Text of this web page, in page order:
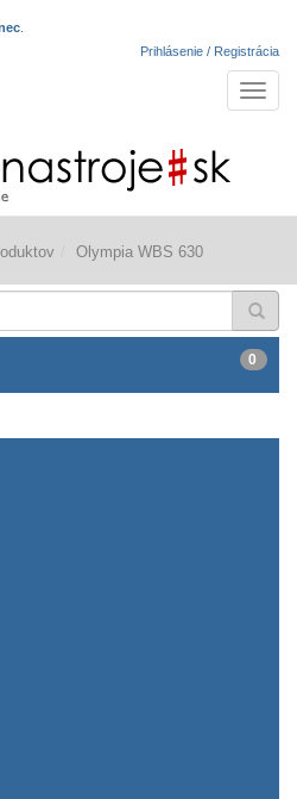
Prihlásenie / Registrácia
Olympia WBS 630
0